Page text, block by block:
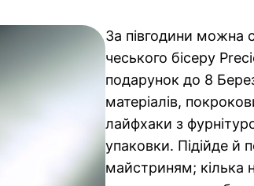
За півгодини можна
чеського бісеру
подарунок до 8
матеріалів,
лайфхаки з
упаковки. Підійде й
майстриням; кілька